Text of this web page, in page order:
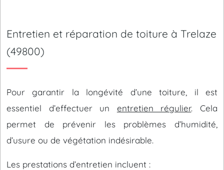
Entretien et réparation de toiture à Trelaze
(49800)
Pour garantir la longévité d’une toiture, il est
essentiel d’effectuer un entretien régulier. Cela
permet de prévenir les problèmes d’humidité,
d’usure ou de végétation indésirable.
Les prestations d’entretien incluent :